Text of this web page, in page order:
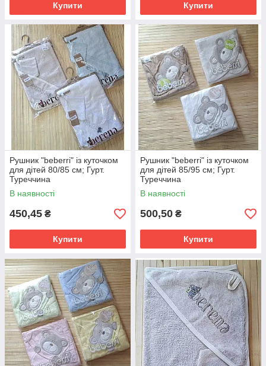
Купити Купити
Рушник "beberri" із куточком
для дітей 80/85 см; Гурт.
Туреччина
В наявності
450,45 ₴
Купити
Рушник "beberri" із куточком
для дітей 85/95 см; Гурт.
Туреччина
В наявності
500,50 ₴
Купити